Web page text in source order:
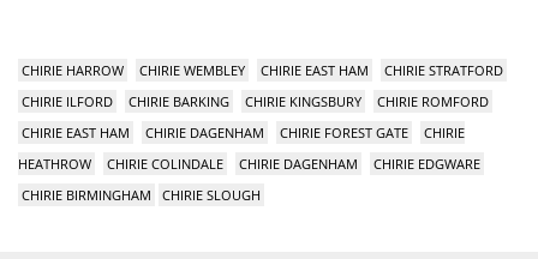
CHIRIE HARROW CHIRIE WEMBLEY CHIRIE EAST HAM
CHIRIE STRATFORD
CHIRIE ILFORD
CHIRIE BARKING CHIRIE KINGSBURY
CHIRIE ROMFORD
CHIRIE EAST HAM
CHIRIE DAGENHAM CHIRIE FOREST GATE
CHIRIE
HEATHROW
CHIRIE COLINDALE CHIRIE DAGENHAM
CHIRIE EDGWARE
CHIRIE BIRMINGHAM
CHIRIE SLOUGH